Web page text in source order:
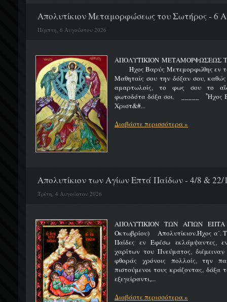
Απολυτίκιον Μεταμορφώσεως του Σωτήρος - 6
Πέμπτη, 6 Αυγούστου 2026
ΑΠΟΛΥΤΙΚΙΟΝ
Ήχος Βαρύς Μετεμορφώθης εν τω
Μαθηταίς σου την δόξαν σου,
αμαρτωλοίς, το φως σου το
φωτοδότα δόξα σοι. _____ Ἦχος
Χριστ&#...
Διαβάστε περισσότερα »
Απολυτίκιον των Αγίων Επτά Παίδων - 4/8 & 22/
Τρίτη, 4 Αυγούστου 2026
ΑΠΟΛΥΤΙΚΙΟΝ ΤΩΝ ΑΓΙΩΝ ΕΠΤΑ
Οκτωβρίου) Απολυτίκιον.Ήχος α΄.
Παίδες εν Εφέσω εκλάμψαντες,
χαρίτων του Πνεύματος,
φθοράς χρόνοις πολλοίς, την
πιστούμενοι τους κράζοντας,
εξεγείραντι,...
Διαβάστε περισσότερα »